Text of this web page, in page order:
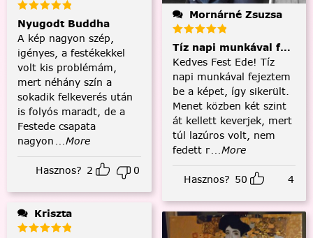
Nyugodt Buddha
A kép nagyon szép,
igényes, a festékekkel
volt kis problémám,
mert néhány szín a
sokadik felkeverés után
is folyós maradt, de a
Festede csapata
nagyon ...More
Hasznos? 2 0
Kriszta
Mornárné Zsuzsa
Tíz napi munkával
Kedves Fest Ede! Tíz
napi munkával fejeztem
be a képet, így sikerült.
Menet közben két szint
át kellett keverjek, mert
túl lazúros volt, nem
fedett r...More
Hasznos? 50 4